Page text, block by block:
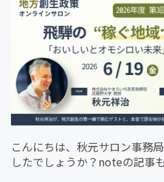
こんにちは、秋元サロン事務
したでしょうか？noteの記事